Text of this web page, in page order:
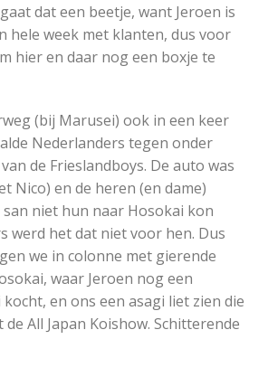
dat een beetje, want Jeroen is
hele week met klanten, dus voor
hier en daar nog een boxje te
(bij Marusei) ook in een keer
Nederlanders tegen onder
de Frieslandboys. De auto was
Nico) en de heren (en dame)
niet hun naar Hosokai kon
werd het dat niet voor hen. Dus
we in colonne met gierende
waar Jeroen nog een
en ons een asagi liet zien die
All Japan Koishow. Schitterende